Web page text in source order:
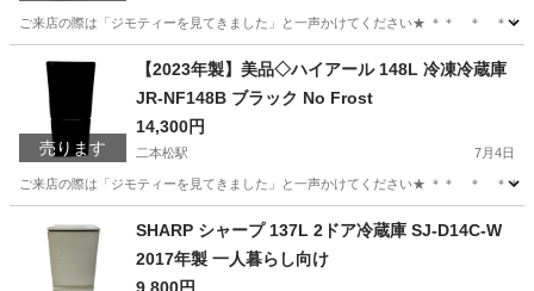
ご来店の際は「ジモティーを見てきました」と一声かけてください★ ＊＊ ＊ ＊＊
福島 二本松市 二本松駅 キッチン家電
売ります
【2023年製】美品◇ハイアール 148L 冷凍冷蔵庫
JR-NF148B ブラック No Frost
14,300円
二本松駅 7月4日
ご来店の際は「ジモティーを見てきました」と一声かけてください★ ＊＊ ＊ ＊＊
キッチン家電 新生活
SHARP シャープ 137L 2ドア冷蔵庫 SJ-D14C-W
2017年製 一人暮らし向け